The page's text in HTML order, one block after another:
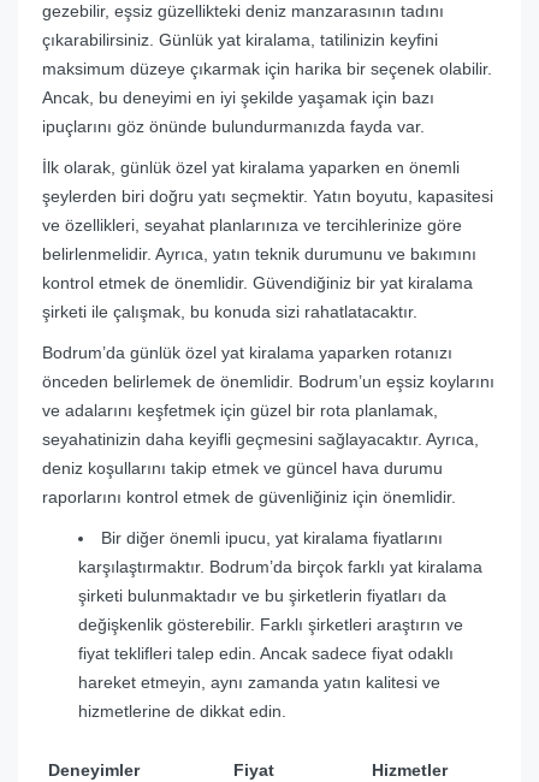
gezebilir, eşsiz güzellikteki deniz manzarasının tadını
çıkarabilirsiniz. Günlük yat kiralama, tatilinizin keyfini
maksimum düzeye çıkarmak için harika bir seçenek olabilir.
Ancak, bu deneyimi en iyi şekilde yaşamak için bazı
ipuçlarını göz önünde bulundurmanızda fayda var.
İlk olarak, günlük özel yat kiralama yaparken en önemli
şeylerden biri doğru yatı seçmektir. Yatın boyutu, kapasitesi
ve özellikleri, seyahat planlarınıza ve tercihlerinize göre
belirlenmelidir. Ayrıca, yatın teknik durumunu ve bakımını
kontrol etmek de önemlidir. Güvendiğiniz bir yat kiralama
şirketi ile çalışmak, bu konuda sizi rahatlatacaktır.
Bodrum’da günlük özel yat kiralama yaparken rotanızı
önceden belirlemek de önemlidir. Bodrum’un eşsiz koylarını
ve adalarını keşfetmek için güzel bir rota planlamak,
seyahatinizin daha keyifli geçmesini sağlayacaktır. Ayrıca,
deniz koşullarını takip etmek ve güncel hava durumu
raporlarını kontrol etmek de güvenliğiniz için önemlidir.
Bir diğer önemli ipucu, yat kiralama fiyatlarını
karşılaştırmaktır. Bodrum’da birçok farklı yat kiralama
şirketi bulunmaktadır ve bu şirketlerin fiyatları da
değişkenlik gösterebilir. Farklı şirketleri araştırın ve
fiyat teklifleri talep edin. Ancak sadece fiyat odaklı
hareket etmeyin, aynı zamanda yatın kalitesi ve
hizmetlerine de dikkat edin.
Deneyimler Fiyat Hizmetler